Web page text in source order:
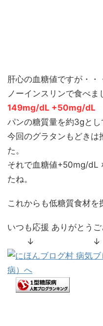
肝心の血糖値ですが・・
ノーインスリンで食べ
149mg/dL +50mg/dL
パンの糖質量を約3gと
今回のグラタンもどきは
た。
それで血糖値+50mg/dL
たね。
これからも低糖質食材を
いつも応援 ありがとうご
↓ ↓